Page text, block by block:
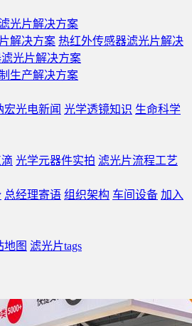
光片解决方案
解决方案 热红外传感器滤光片解决
光片解决方案
生产解决方案
宏光电新闻 光学透镜知识 生命科学
光学元器件实拍 滤光片流程工艺
总经理寄语 组织架构 车间设备 加入
地图 滤光片tags